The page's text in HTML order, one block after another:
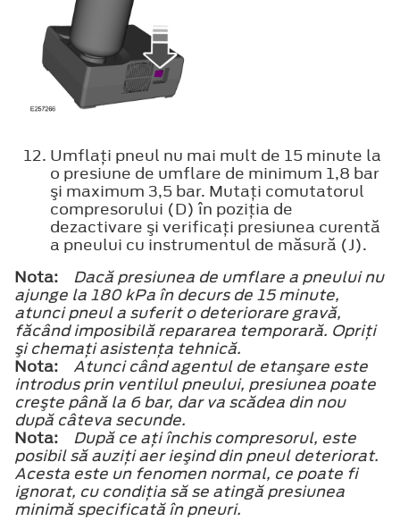
Umflaţi pneul nu mai mult de 15 minute la
o presiune de umflare de minimum 1,8 bar
şi maximum 3,5 bar. Mutaţi comutatorul
compresorului (D) în poziţia de
dezactivare şi verificaţi presiunea curentă
a pneului cu instrumentul de măsură (J).
Nota:
Dacă presiunea de umflare a pneului nu
ajunge la 180 kPa în decurs de 15 minute,
atunci pneul a suferit o deteriorare gravă,
făcând imposibilă repararea temporară. Opriţi
şi chemaţi asistenţa tehnică.
Nota:
Atunci când agentul de etanşare este
introdus prin ventilul pneului, presiunea poate
creşte până la 6 bar, dar va scădea din nou
după câteva secunde.
Nota:
După ce aţi închis compresorul, este
posibil să auziţi aer ieşind din pneul deteriorat.
Acesta este un fenomen normal, ce poate fi
ignorat, cu condiţia să se atingă presiunea
minimă specificată în pneuri.